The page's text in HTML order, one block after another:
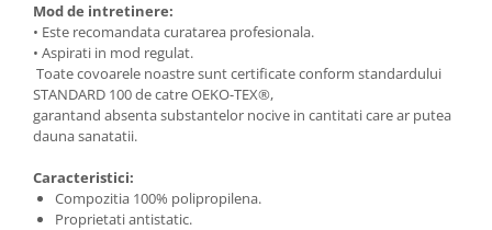
Mod de intretinere:
• Este recomandata curatarea profesionala.
• Aspirati in mod regulat.
Toate covoarele noastre sunt certificate conform standardului
STANDARD 100 de catre OEKO-TEX®,
garantand absenta substantelor nocive in cantitati care ar putea
dauna sanatatii.
Caracteristici:
Compozitia 100% polipropilena.
Proprietati antistatic.